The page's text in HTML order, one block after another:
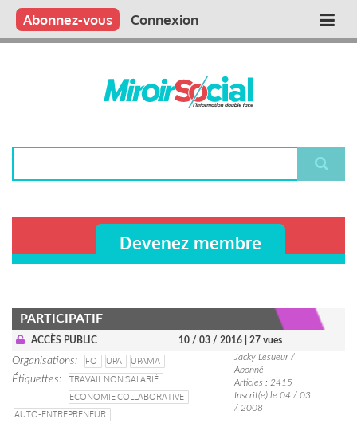
Aller
contenu
Main
Qui sommes nous ?
Vous publiez
Nous publions
Contactez-nous
Abonnez-vous Connexion
Devenez membre
PARTICIPATIF
ACCÈS PUBLIC 10 / 03 / 2016 | 27 vues
Organisations FO UPA
UPAMA
Étiquettes
TRAVAIL NON SALARIÉ
ECONOMIE COLLABORATIVE
AUTO-ENTREPRENEUR
Jacky Lesueur /
Abonné
Articles : 2415
Inscrit(e) le 04 / 03
/ 2008